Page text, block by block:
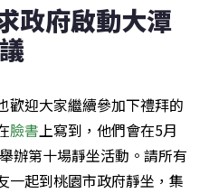
政府啟動大潭
歡迎大家繼續參加下禮拜的
臉書 上寫到，他們會在5月
辦第十場靜坐活動。請所有
一起到桃園市政府靜坐，集